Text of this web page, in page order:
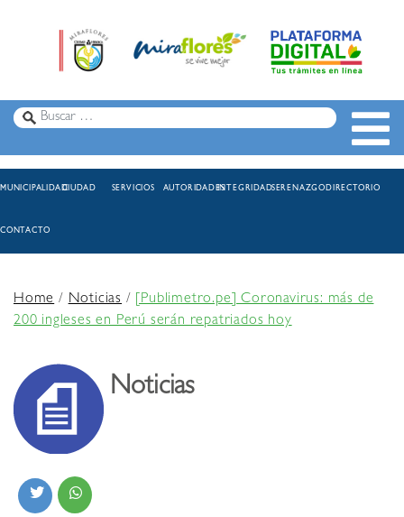
MUNICIPALIDADCIUDAD SERVICIOS AUTORIDADESINTEGRIDADSERENAZGODIRECTORIO
CONTACTO
Home/Noticias /
[Publimetro.pe] Coronavirus: más de
200 ingleses en Perú serán repatriados hoy
Noticias